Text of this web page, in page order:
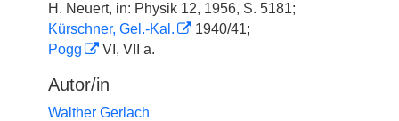
H. Neuert, in: Physik 12, 1956, S. 5181;
Kürschner, Gel.-Kal.
1940/41;
Pogg
VI, VII a.
Autor/in
Walther Gerlach